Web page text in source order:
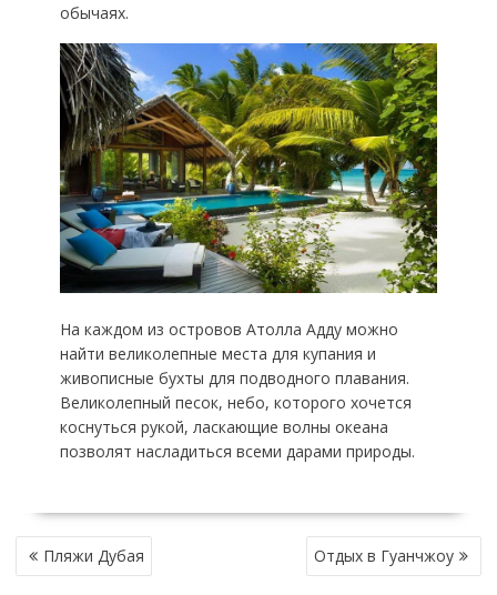
обычаях.
На каждом из островов Атолла Адду можно
найти великолепные места для купания и
живописные бухты для подводного плавания.
Великолепный песок, небо, которого хочется
коснуться рукой, ласкающие волны океана
позволят насладиться всеми дарами природы.
НАВИГАЦИЯ
ПО Пляжи Дубая Отдых в Гуанчжоу